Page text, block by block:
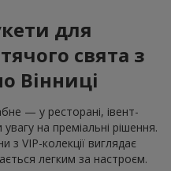
для
свята з
Вінниці
— у ресторані, івент-
на преміальні рішення.
VIP-колекції виглядає
легким за настроєм.